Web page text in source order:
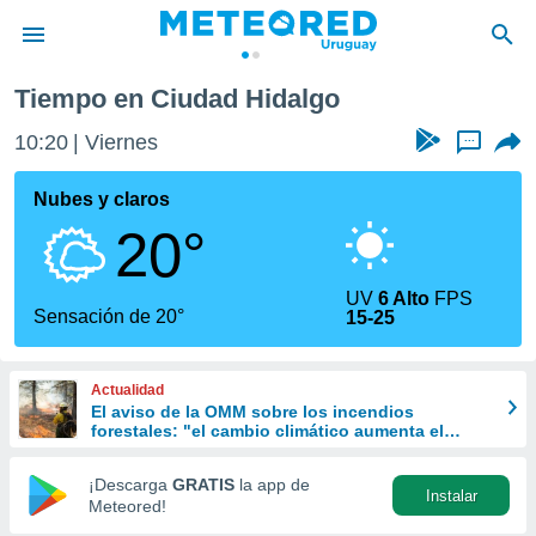
de
ha
calidad.
a este
las
y
forma
digital
basada
Tiempo en Ciudad Hidalgo
10:20 Viernes ...
Nubes y claros
20°
Sensación de 20°
UV6 Alto FPS
15-25
Actualidad
El aviso de la OMM sobre los incendios
forestales: "el cambio climático aumenta el
¡Descarga GRATIS la app de
Meteored!
Instalar